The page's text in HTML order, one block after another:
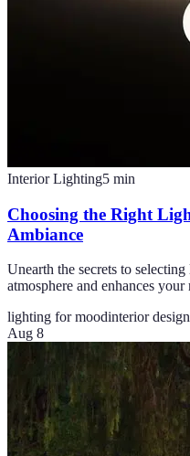
Interior Lighting5 min
Choosing the Right
Ambiance
Unearth the secrets to
atmosphere and enhances
lighting for moodinterior design
Aug 8